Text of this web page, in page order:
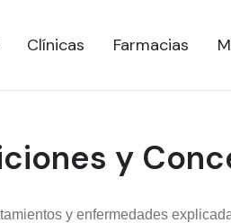
Clínicas Farmacias
y
y enfermedades